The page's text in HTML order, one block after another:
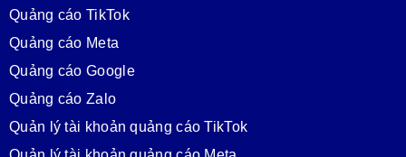
Quảng cáo TikTok
Quảng cáo Meta
Quảng cáo Google
Quảng cáo Zalo
Quản lý tài khoản quảng cáo TikTok